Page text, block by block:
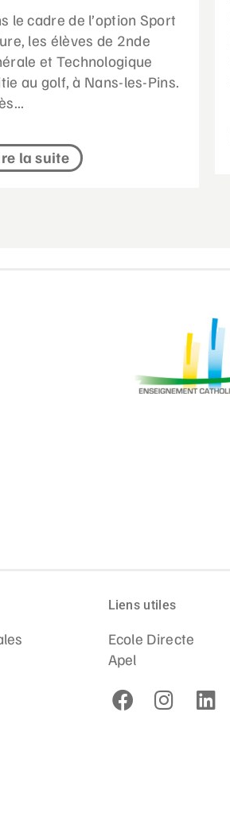
le cadre de l’option Sport
les élèves de 2nde
et Technologique
au golf, à Nans-les-Pins.
la suite
Liens utiles
Ecole Directe
Apel